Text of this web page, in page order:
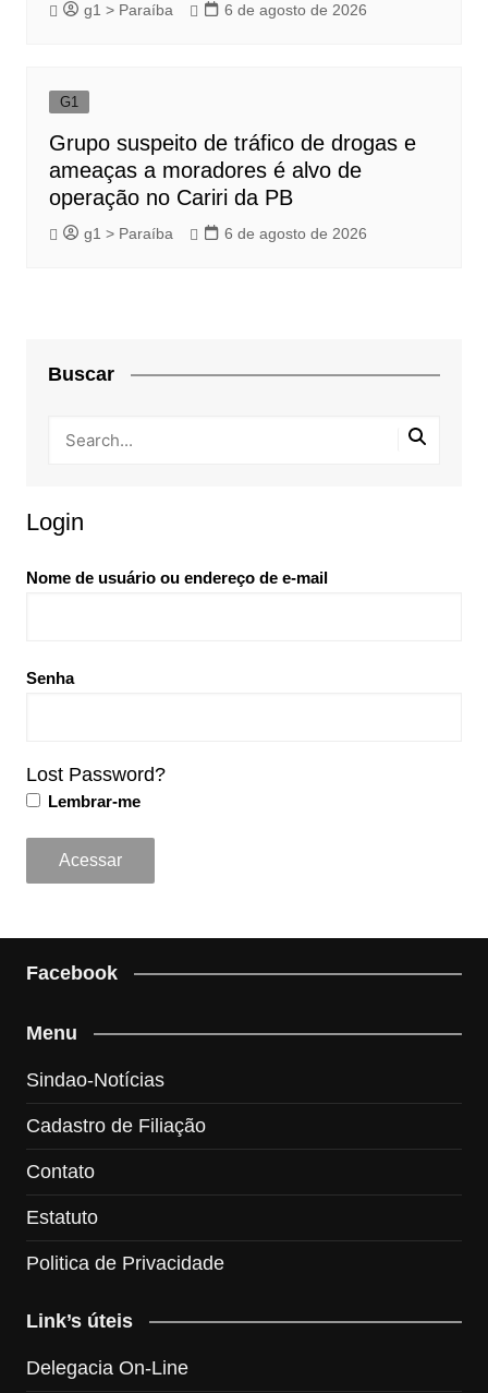
g1 > Paraíba 6 de agosto de 2026
G1
Grupo suspeito de tráfico de drogas e
ameaças a moradores é alvo de
operação no Cariri da PB
g1 > Paraíba 6 de agosto de 2026
Buscar
Login
Nome de usuário ou endereço de e-mail
Senha
Lost Password?
Lembrar-me
Facebook
Menu
Sindao-Notícias
Cadastro de Filiação
Contato
Estatuto
Politica de Privacidade
Link’s úteis
Delegacia On-Line